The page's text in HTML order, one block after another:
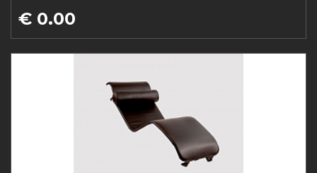
€ 0.00